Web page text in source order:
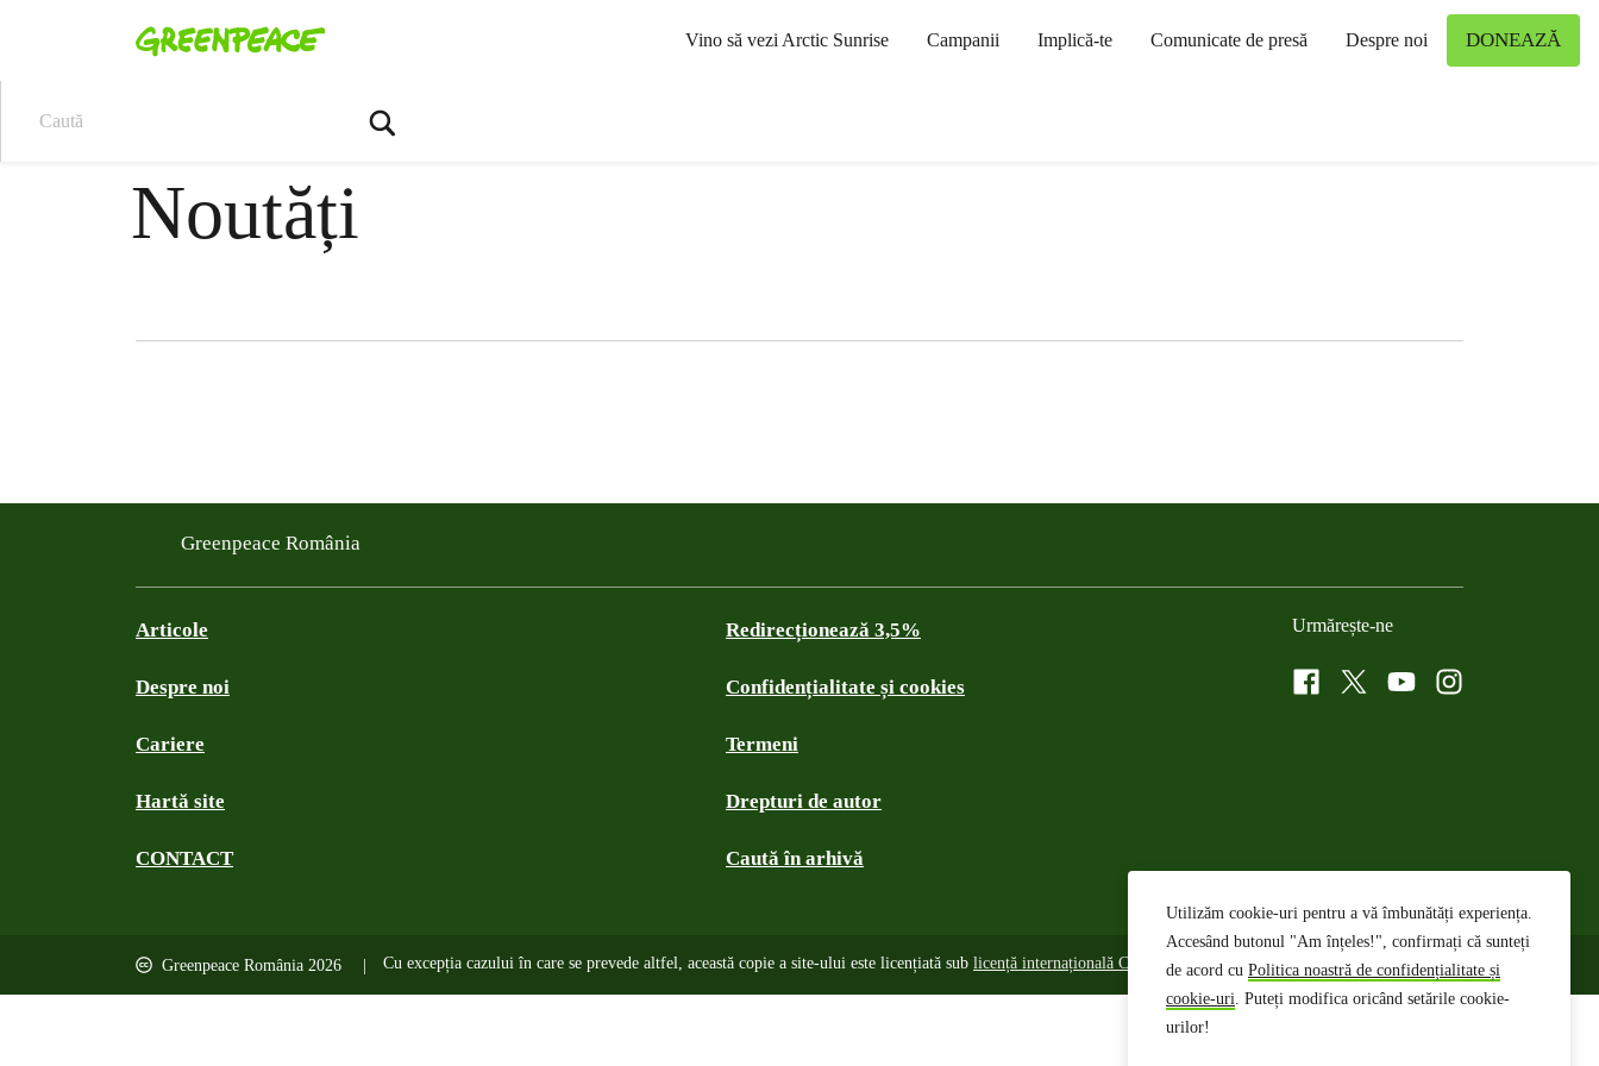
Utilizăm cookie-uri pentru a vă îmbunătăți experiența.
Accesând butonul "Am înțeles!", confirmați că sunteți
de acord cu Politica noastră de confidențialitate și
cookie-uri. Puteți modifica oricând setările cookie-
urilor!
Vino să vezi Arctic Sunrise Campanii Implică-te Comunicate de presă Despre noi DONEAZĂ
Noutăți
Filtered results
Greenpeace România
Articole
Despre noi
Cariere
Hartă site
CONTACT
Redirecționează 3,5%
Confidențialitate și cookies
Termeni
Drepturi de autor
Caută în arhivă
Urmărește-ne
Greenpeace România 2026 Cu excepția cazului în care se prevede altfel, această copie a site-ului este licențiată sub licență internațională CC-BY